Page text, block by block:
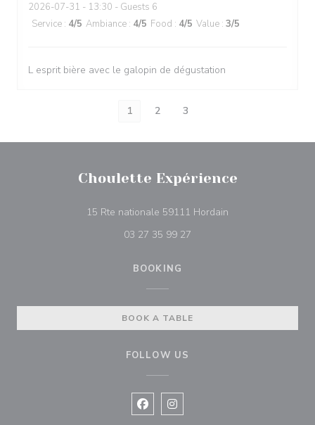
2026-07-31 - 13:30 - Guests 6
Service : 4/5 Ambiance : 4/5 Food : 4/5 Value : 3/5
L esprit bière avec le galopin de dégustation
1 2 3
Choulette Expérience
15 Rte nationale 59111 Hordain
03 27 35 99 27
BOOKING
BOOK A TABLE
FOLLOW US
Facebook ((opens in a new
Instagram ((opens in a new